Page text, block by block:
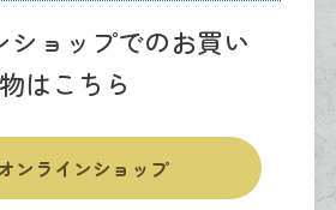
ショップでのお買い
物はこちら
ンラインショップ